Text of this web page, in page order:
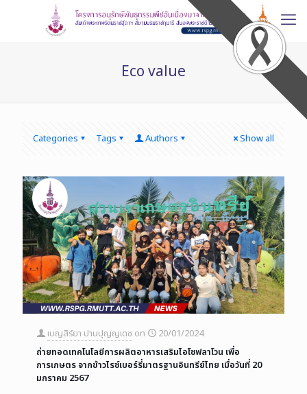
Eco value
Categories Tags Authors Show all
เบญสิร์ยา ปานปุญญเดช on
20/01/2024
ถ่ายทอดเทคโนโลยีการผลิตอาหารเสริมไอโซฟลาโวน เพื่อ
การเกษตร จากข้าวไรซ์เบอร์รี่มาตรฐานอินทรีย์ไทย เมื่อวันที่ 20
มกราคม 2567